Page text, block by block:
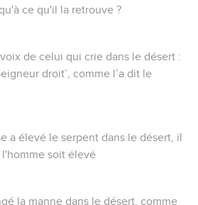
ce qu'il la retrouve ?
de celui qui crie dans le désert :
droit’, comme l’a dit le
a élevé le serpent dans le désert, il
soit élevé
la manne dans le désert, comme